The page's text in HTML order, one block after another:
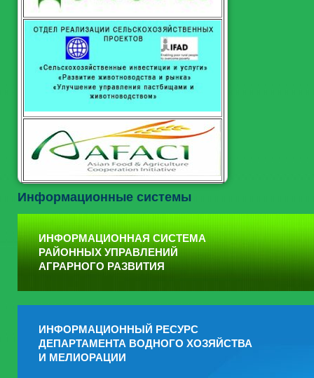
Информационные системы
ИНФОРМАЦИОННАЯ СИСТЕМА
РАЙОННЫХ УПРАВЛЕНИЙ
АГРАРНОГО РАЗВИТИЯ
ИНФОРМАЦИОННЫЙ РЕСУРС
ДЕПАРТАМЕНТА ВОДНОГО ХОЗЯЙСТВА
И МЕЛИОРАЦИИ